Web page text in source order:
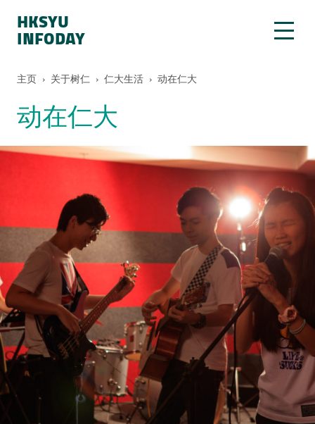
HKSYU
INFODAY
主页 › 关于树仁 › 仁大生活 › 动在仁大
动在仁大